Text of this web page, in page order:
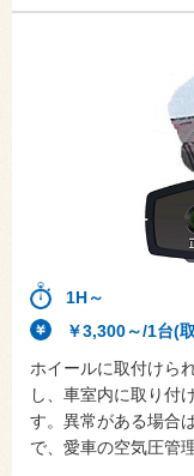
1H～
￥3,300～/1台(
ホイールに取付けら
し、車室内に取り付
す。異常がある場合
で、愛車の空気圧管